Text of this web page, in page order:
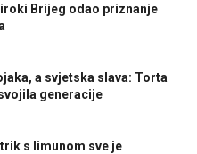
Brijeg odao priznanje
a svjetska slava: Torta
generacije
s limunom sve je